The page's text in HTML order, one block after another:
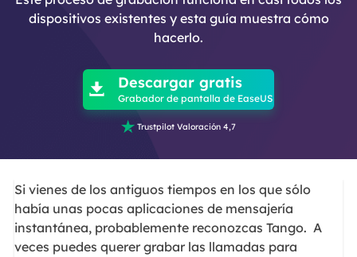
dispositivos existentes y esta guía muestra cómo
hacerlo.
 Descargar gratis
Grabador de pantalla de EaseUS
 Trustpilot Valoración 4,7
Si vienes de los antiguos tiempos en los que sólo
había unas pocas aplicaciones de mensajería
instantánea, probablemente reconozcas Tango. A
veces puedes querer grabar las llamadas para